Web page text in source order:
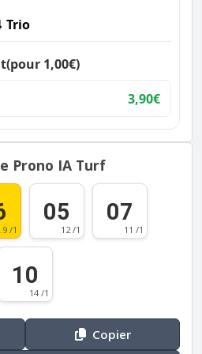
Trio
(pour 1,00€)
3,90€
Prono IA Turf
/1
05
12 /1
07
11 /1
10
14 /1
Copier